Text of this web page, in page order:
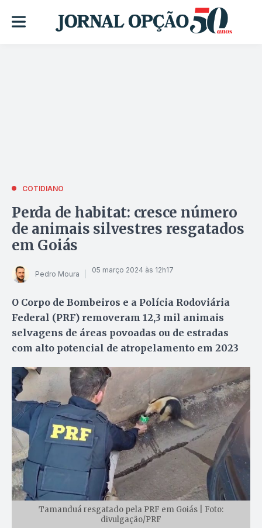
COTIDIANO
Perda de habitat: cresce número
de animais silvestres resgatados
em Goiás
Pedro Moura 05 março 2024 às 12h17
O Corpo de Bombeiros e a Polícia Rodoviária
Federal (PRF) removeram 12,3 mil animais
selvagens de áreas povoadas ou de estradas
com alto potencial de atropelamento em 2023
Tamanduá resgatado pela PRF em Goiás | Foto:
divulgação/PRF